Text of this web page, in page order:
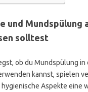
und Mundspülung
solltest
ob du Mundspülung in
kannst, spielen
Aspekte eine